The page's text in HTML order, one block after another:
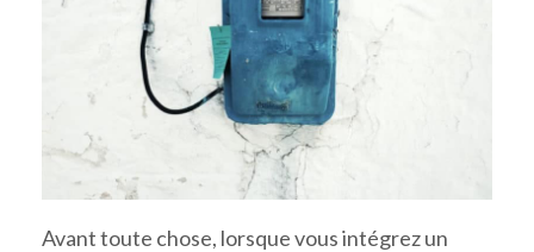
Avant toute chose, lorsque vous intégrez un